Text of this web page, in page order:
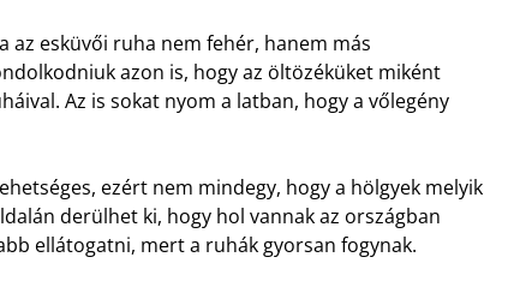
az esküvői ruha nem fehér, hanem más
azon is, hogy az öltözéküket miként
Az is sokat nyom a latban, hogy a vőlegény
ezért nem mindegy, hogy a hölgyek melyik
derülhet ki, hogy hol vannak az országban
ellátogatni, mert a ruhák gyorsan fogynak.